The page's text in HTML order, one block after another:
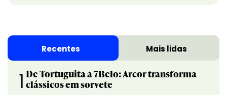
Recentes Mais lidas
1 De Tortuguita a 7Belo: Arcor transforma
clássicos em sorvete